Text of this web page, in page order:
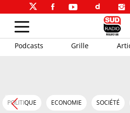
Podcasts Grille
POLITIQUE ECONOMIE SOCIÉTÉ